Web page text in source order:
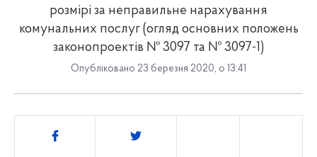
розмірі за неправильне нарахування
комунальних послуг (огляд основних положень
законопроектів № 3097 та № 3097-1)
Опубліковано 23 березня 2020, о 13:41
Поділитись